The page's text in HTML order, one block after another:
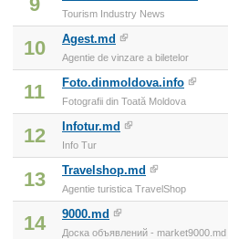
Tourism Industry News
10 Agest.md
Agentie de vinzare a biletelor
11 Foto.dinmoldova.info
Fotografii din Toată Moldova
12 Infotur.md
Info Tur
13 Travelshop.md
Agentie turistica TravelShop
14 9000.md
Доска объявлений - market9000.md